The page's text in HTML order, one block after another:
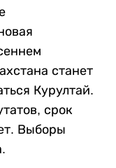
станет
Курултай.
срок
Выборы